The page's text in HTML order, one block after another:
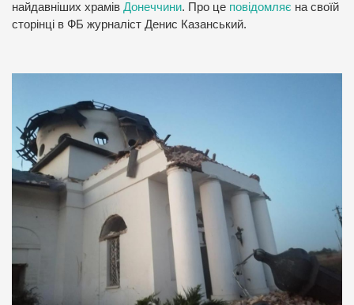
найдавніших храмів Донеччини. Про це повідомляє на своїй
сторінці в ФБ журналіст Денис Казанський.